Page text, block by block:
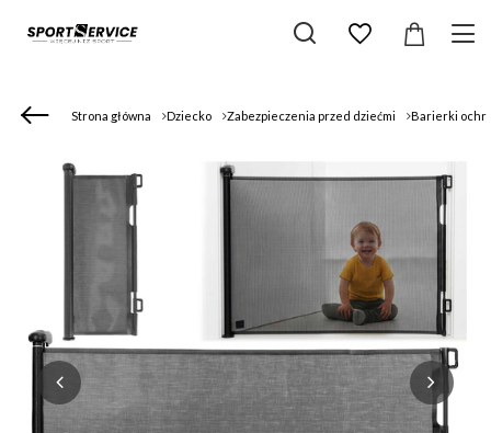
Strona główna Dziecko Zabezpieczenia przed dziećmi Barierki